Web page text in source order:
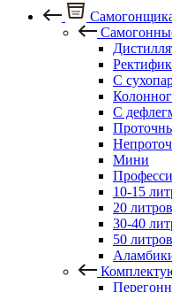
С
С
Мини
10-15
20 литров
30-40
50 литров